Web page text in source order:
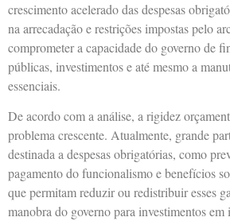
crescimento acelerado das despesas
na arrecadação e restrições impostas pelo
comprometer a capacidade do governo de
públicas, investimentos e até mesmo a
essenciais.
De acordo com a análise, a rigidez
problema crescente. Atualmente, grande
destinada a despesas obrigatórias, como
pagamento do funcionalismo e benefícios
que permitam reduzir ou redistribuir esses
manobra do governo para investimentos em